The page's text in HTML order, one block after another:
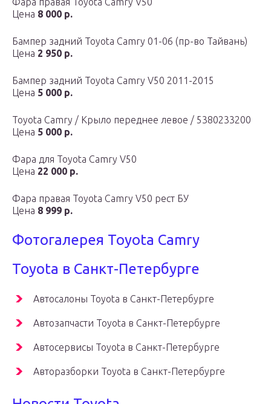
Цена 8 000 р.
Бампер задний Toyota Camry 01-06 (пр-во Тайвань)
Цена 2 950 р.
Бампер задний Toyota Camry V50 2011-2015
Цена 5 000 р.
Toyota Camry / Крыло переднее левое / 5380233200
Цена 5 000 р.
Фара для Toyota Camry V50
Цена 22 000 р.
Фара правая Toyota Camry V50 рест БУ
Цена 8 999 р.
Фотогалерея Toyota Camry
Toyota в Санкт-Петербурге
Автосалоны Toyota в Санкт-Петербурге
Автозапчасти Toyota в Санкт-Петербурге
Автосервисы Toyota в Санкт-Петербурге
Авторазборки Toyota в Санкт-Петербурге